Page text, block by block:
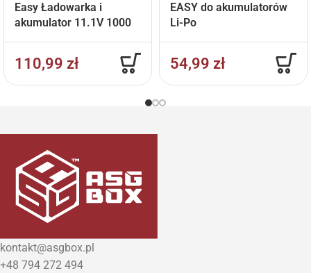
Easy Ładowarka i
akumulator 11.1V 1000
110,99 zł
EASY do akumulatorów
Li-Po
54,99 zł
kontakt@asgbox.pl
+48 794 272 494